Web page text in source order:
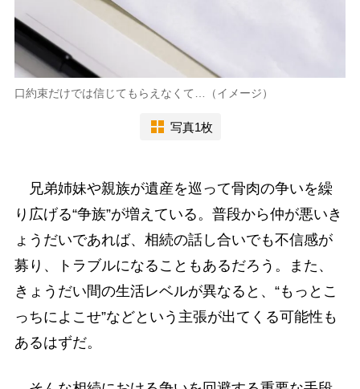
口約束だけでは信じてもらえなくて…（イメージ）
写真1枚
兄弟姉妹や親族が遺産を巡って骨肉の争いを繰
り広げる“争族”が増えている。普段から仲が悪いき
ょうだいであれば、相続の話し合いでも不信感が
募り、トラブルになることもあるだろう。また、
きょうだい間の生活レベルが異なると、“もっとこ
っちによこせ”などという主張が出てくる可能性も
あるはずだ。